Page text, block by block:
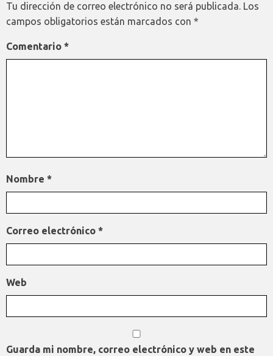
Tu dirección de correo electrónico no será publicada. Los
campos obligatorios están marcados con *
Comentario *
Nombre *
Correo electrónico *
Web
Guarda mi nombre, correo electrónico y web en este